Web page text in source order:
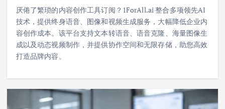
厌倦了繁琐的内容创作工具订阅？1ForAll.ai 整合多项领先AI
技术，提供终身语音、图像和视频生成服务，大幅降低企业内
容创作成本。该平台支持文本转语音、语音克隆、海量图像生
成以及动态视频制作，并提供协作空间和无限存储，助您高效
打造品牌内容。